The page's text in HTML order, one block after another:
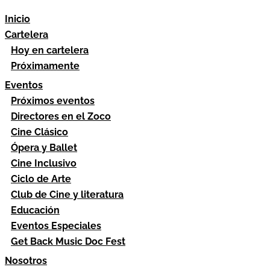
Inicio
Cartelera
Hoy en cartelera
Próximamente
Eventos
Próximos eventos
Directores en el Zoco
Cine Clásico
Ópera y Ballet
Cine Inclusivo
Ciclo de Arte
Club de Cine y literatura
Educación
Eventos Especiales
Get Back Music Doc Fest
Nosotros